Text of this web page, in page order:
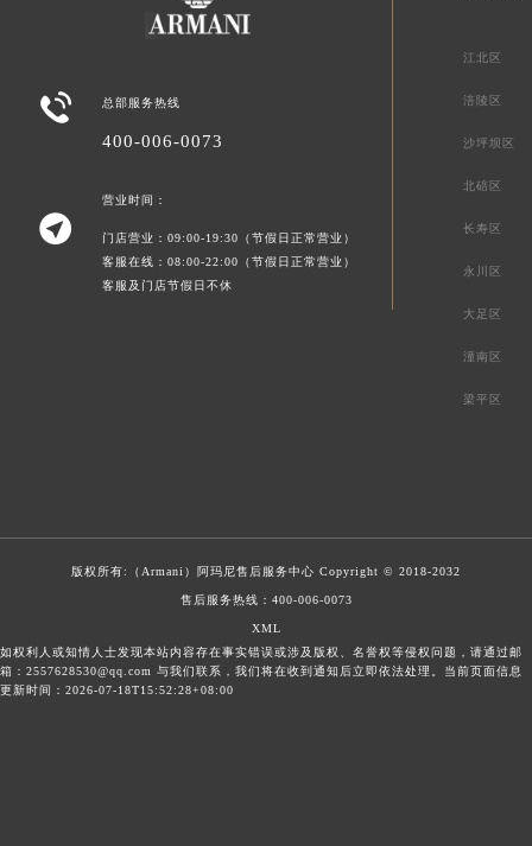
 总部服务热线
400-006-0073

营业时间：
门店营业：09:00-19:30（节假日正常营业）
客服在线：08:00-22:00（节假日正常营业）
客服及门店节假日不休
江北区
涪陵区
沙坪坝区
北碚区
长寿区
永川区
大足区
潼南区
梁平区
版权所有:（Armani） 阿玛尼售后服务中心 Copyright © 2018-2032
售后服务热线： 400-006-0073
XML
如权利人或知情人士发现本站内容存在事实错误或涉及版权、名誉权等侵权问题，请通过邮
箱：2557628530@qq.com 与我们联系，我们将在收到通知后立即依法处理。当前页面信息
更新时间：2026-07-18T15:52:28+08:00